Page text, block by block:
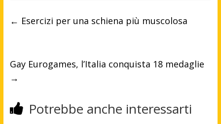
← Esercizi per una schiena più muscolosa
Gay Eurogames, l’Italia conquista 18 medaglie
→
Potrebbe anche interessarti